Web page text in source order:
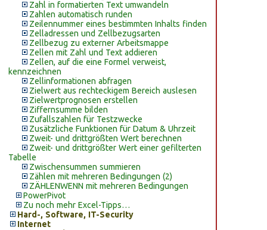
Zahl in formatierten Text umwandeln
Zahlen automatisch runden
Zeilennummer eines bestimmten Inhalts finden
Zelladressen und Zellbezugsarten
Zellbezug zu externer Arbeitsmappe
Zellen mit Zahl und Text addieren
Zellen, auf die eine Formel verweist,
kennzeichnen
Zellinformationen abfragen
Zielwert aus rechteckigem Bereich auslesen
Zielwertprognosen erstellen
Ziffernsumme bilden
Zufallszahlen für Testzwecke
Zusätzliche Funktionen für Datum & Uhrzeit
Zweit- und drittgrößten Wert berechnen
Zweit- und drittgrößter Wert einer gefilterten
Tabelle
Zwischensummen summieren
Zählen mit mehreren Bedingungen (2)
ZÄHLENWENN mit mehreren Bedingungen
PowerPivot
Zu noch mehr Excel-Tipps…
Hard-, Software, IT-Security
Internet